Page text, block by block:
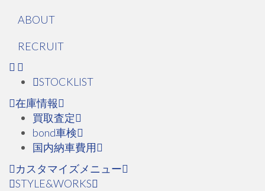
ABOUT
RECRUIT
STOCKLIST
在庫情報
買取査定
bond車検
国内納車費用
カスタマイズメニュー
STYLE&WORKS